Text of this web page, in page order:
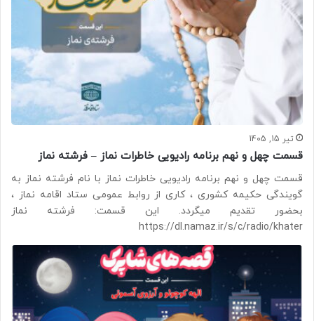
تیر 15, 1405
قسمت چهل و نهم برنامه رادیویی خاطرات نماز – فرشته نماز
قسمت چهل و نهم برنامه رادیویی خاطرات نماز با نام فرشته نماز به
گویندگی حکیمه کشوری ، کاری از روابط عمومی ستاد اقامه نماز ،
بحضور تقدیم میگردد. این قسمت: فرشته نماز
https://dl.namaz.ir/s/c/radio/khater